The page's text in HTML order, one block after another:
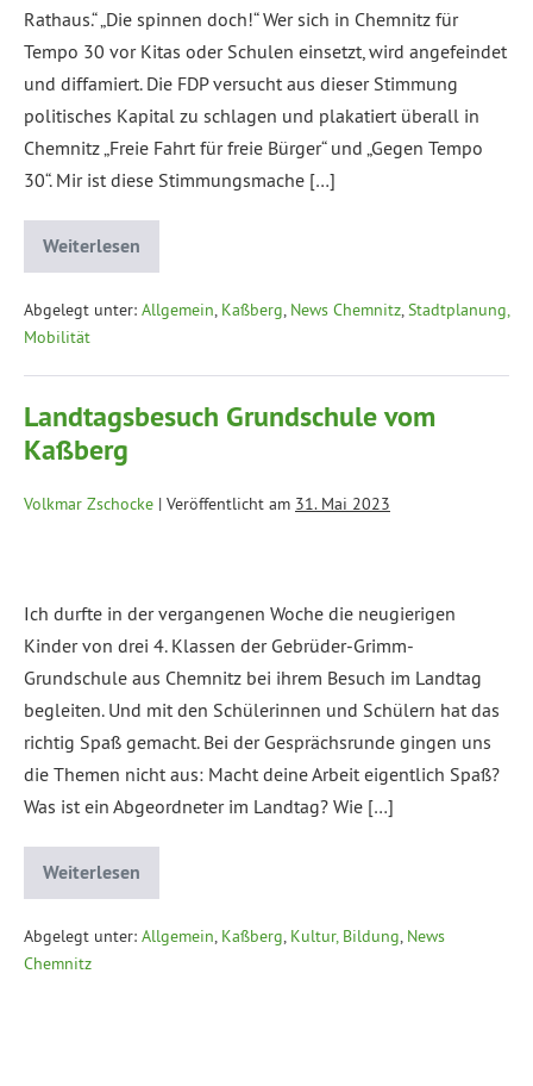
Rathaus.“ „Die spinnen doch!“ Wer sich in Chemnitz für
Tempo 30 vor Kitas oder Schulen einsetzt, wird angefeindet
und diffamiert. Die FDP versucht aus dieser Stimmung
politisches Kapital zu schlagen und plakatiert überall in
Chemnitz „Freie Fahrt für freie Bürger“ und „Gegen Tempo
30“. Mir ist diese Stimmungsmache […]
Weiterlesen
Abgelegt unter: Allgemein, Kaßberg, News Chemnitz,Stadtplanung,
Mobilität
Landtagsbesuch Grundschule vom
Kaßberg
Volkmar Zschocke | Veröffentlicht am 31. Mai 2023
Ich durfte in der vergangenen Woche die neugierigen
Kinder von drei 4. Klassen der Gebrüder-Grimm-
Grundschule aus Chemnitz bei ihrem Besuch im Landtag
begleiten. Und mit den Schülerinnen und Schülern hat das
richtig Spaß gemacht. Bei der Gesprächsrunde gingen uns
die Themen nicht aus: Macht deine Arbeit eigentlich Spaß?
Was ist ein Abgeordneter im Landtag? Wie […]
Weiterlesen
Abgelegt unter: Allgemein, Kaßberg, Kultur, Bildung, News
Chemnitz